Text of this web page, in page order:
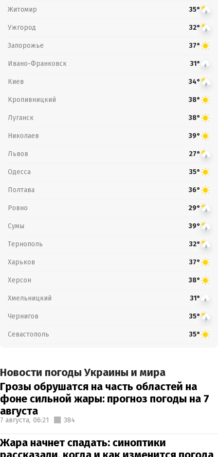
Житомир 35°
Ужгород 32°
Запорожье 37°
Ивано-Франковск 31°
Киев 34°
Кропивницкий 38°
Луганск 38°
Николаев 39°
Львов 27°
Одесса 35°
Полтава 36°
Ровно 29°
Сумы 39°
Тернополь 32°
Харьков 37°
Херсон 38°
Хмельницкий 31°
Чернигов 35°
Севастополь 35°
Новости погоды Украины и мира
Грозы обрушатся на часть областей на
фоне сильной жары: прогноз погоды на 7
августа
7 августа, 06:21 384
Жара начнет спадать: синоптики